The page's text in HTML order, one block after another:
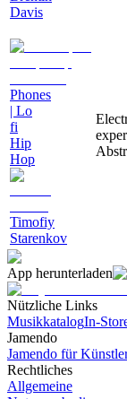
Davis
Phones
| Lo
fi
Hip
Hop
Timofiy
Starenkov
App herunterladen
Nützliche Links
MusikkatalogIn-
Jamendo
Jamendo für
Rechtliches
Allgemeine